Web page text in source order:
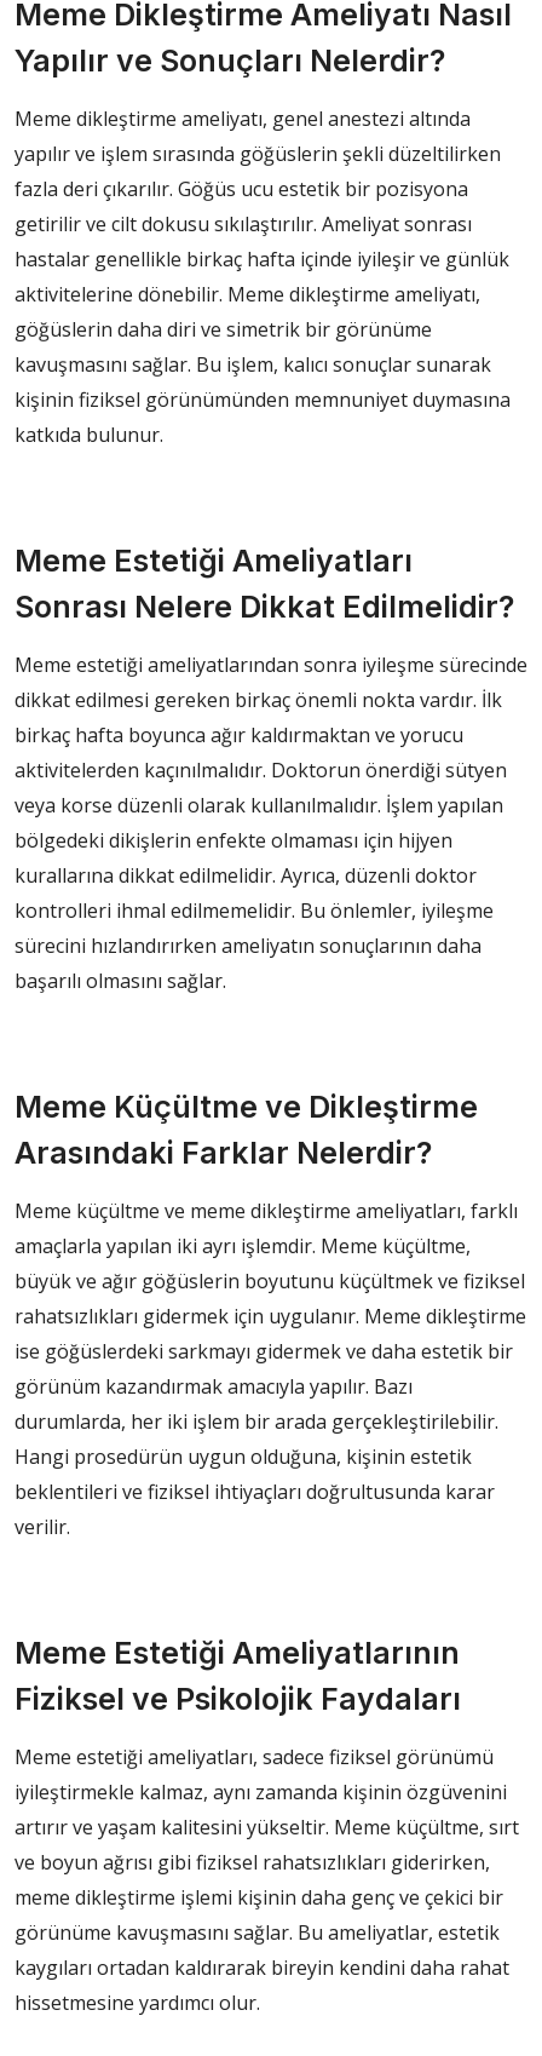
Meme Dikleştirme Ameliyatı Nasıl
Yapılır ve Sonuçları Nelerdir?
Meme dikleştirme ameliyatı, genel anestezi altında
yapılır ve işlem sırasında göğüslerin şekli düzeltilirken
fazla deri çıkarılır. Göğüs ucu estetik bir pozisyona
getirilir ve cilt dokusu sıkılaştırılır. Ameliyat sonrası
hastalar genellikle birkaç hafta içinde iyileşir ve günlük
aktivitelerine dönebilir. Meme dikleştirme ameliyatı,
göğüslerin daha diri ve simetrik bir görünüme
kavuşmasını sağlar. Bu işlem, kalıcı sonuçlar sunarak
kişinin fiziksel görünümünden memnuniyet duymasına
katkıda bulunur.
Meme Estetiği Ameliyatları
Sonrası Nelere Dikkat Edilmelidir?
Meme estetiği ameliyatlarından sonra iyileşme sürecinde
dikkat edilmesi gereken birkaç önemli nokta vardır. İlk
birkaç hafta boyunca ağır kaldırmaktan ve yorucu
aktivitelerden kaçınılmalıdır. Doktorun önerdiği sütyen
veya korse düzenli olarak kullanılmalıdır. İşlem yapılan
bölgedeki dikişlerin enfekte olmaması için hijyen
kurallarına dikkat edilmelidir. Ayrıca, düzenli doktor
kontrolleri ihmal edilmemelidir. Bu önlemler, iyileşme
sürecini hızlandırırken ameliyatın sonuçlarının daha
başarılı olmasını sağlar.
Meme Küçültme ve Dikleştirme
Arasındaki Farklar Nelerdir?
Meme küçültme ve meme dikleştirme ameliyatları, farklı
amaçlarla yapılan iki ayrı işlemdir. Meme küçültme,
büyük ve ağır göğüslerin boyutunu küçültmek ve fiziksel
rahatsızlıkları gidermek için uygulanır. Meme dikleştirme
ise göğüslerdeki sarkmayı gidermek ve daha estetik bir
görünüm kazandırmak amacıyla yapılır. Bazı
durumlarda, her iki işlem bir arada gerçekleştirilebilir.
Hangi prosedürün uygun olduğuna, kişinin estetik
beklentileri ve fiziksel ihtiyaçları doğrultusunda karar
verilir.
Meme Estetiği Ameliyatlarının
Fiziksel ve Psikolojik Faydaları
Meme estetiği ameliyatları, sadece fiziksel görünümü
iyileştirmekle kalmaz, aynı zamanda kişinin özgüvenini
artırır ve yaşam kalitesini yükseltir. Meme küçültme, sırt
ve boyun ağrısı gibi fiziksel rahatsızlıkları giderirken,
meme dikleştirme işlemi kişinin daha genç ve çekici bir
görünüme kavuşmasını sağlar. Bu ameliyatlar, estetik
kaygıları ortadan kaldırarak bireyin kendini daha rahat
hissetmesine yardımcı olur.